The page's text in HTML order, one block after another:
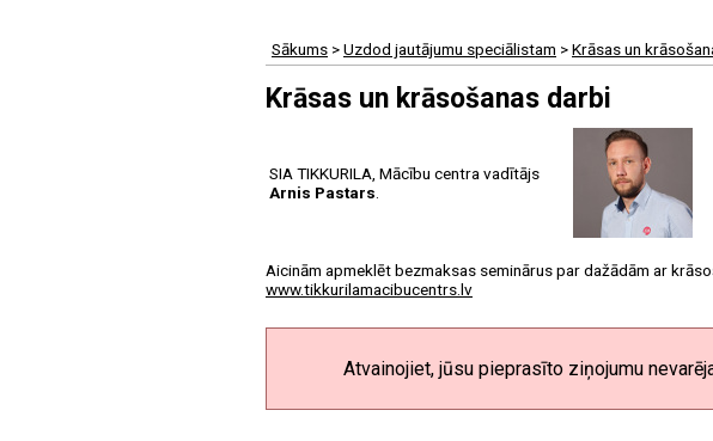
Sākums >Uzdod jautājumu speciālistam >Krāsas un
Krāsas un krāsošanas darbi
SIA TIKKURILA, Mācību centra vadītājs
Arnis Pastars
Aicinām apmeklēt bezmaksas seminārus par dažādām ar
www.tikkurilamacibucentrs.lv
Atvainojiet, jūsu pieprasīto ziņojumu